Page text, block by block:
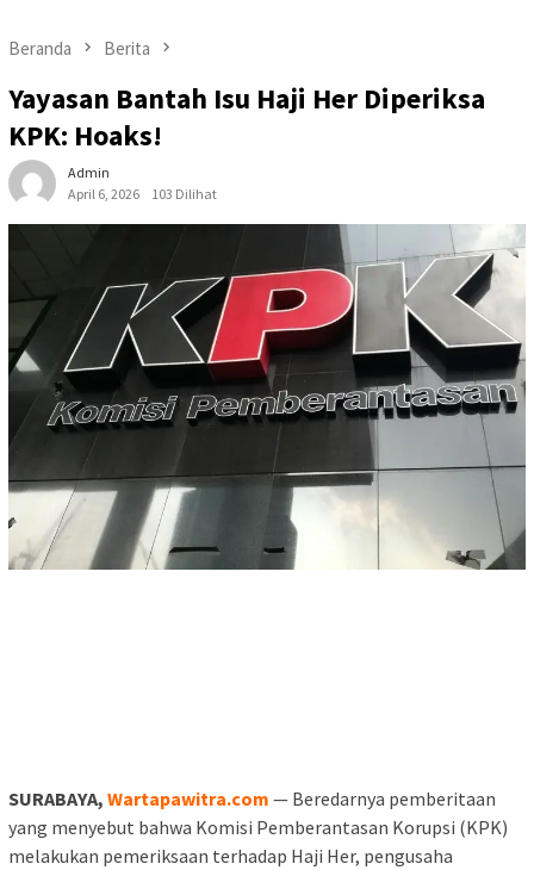
Beranda Berita
Yayasan Bantah Isu Haji Her Diperiksa
KPK: Hoaks!
Admin
April 6, 2026
103 Dilihat
SURABAYA, Wartapawitra.com — Beredarnya pemberitaan
yang menyebut bahwa Komisi Pemberantasan Korupsi (KPK)
melakukan pemeriksaan terhadap Haji Her, pengusaha